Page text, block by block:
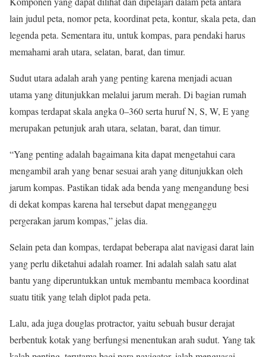
lain judul peta, nomor peta, koordinat peta, kontur, skala peta, dan
legenda peta. Sementara itu, untuk kompas, para pendaki harus
memahami arah utara, selatan, barat, dan timur.
Sudut utara adalah arah yang penting karena menjadi acuan
utama yang ditunjukkan melalui jarum merah. Di bagian rumah
kompas terdapat skala angka 0–360 serta huruf N, S, W, E yang
merupakan petunjuk arah utara, selatan, barat, dan timur.
“Yang penting adalah bagaimana kita dapat mengetahui cara
mengambil arah yang benar sesuai arah yang ditunjukkan oleh
jarum kompas. Pastikan tidak ada benda yang mengandung besi
di dekat kompas karena hal tersebut dapat mengganggu
pergerakan jarum kompas,” jelas dia.
Selain peta dan kompas, terdapat beberapa alat navigasi darat lain
yang perlu diketahui adalah roamer. Ini adalah salah satu alat
bantu yang diperuntukkan untuk membantu membaca koordinat
suatu titik yang telah diplot pada peta.
Lalu, ada juga douglas protractor, yaitu sebuah busur derajat
berbentuk kotak yang berfungsi menentukan arah sudut. Yang tak